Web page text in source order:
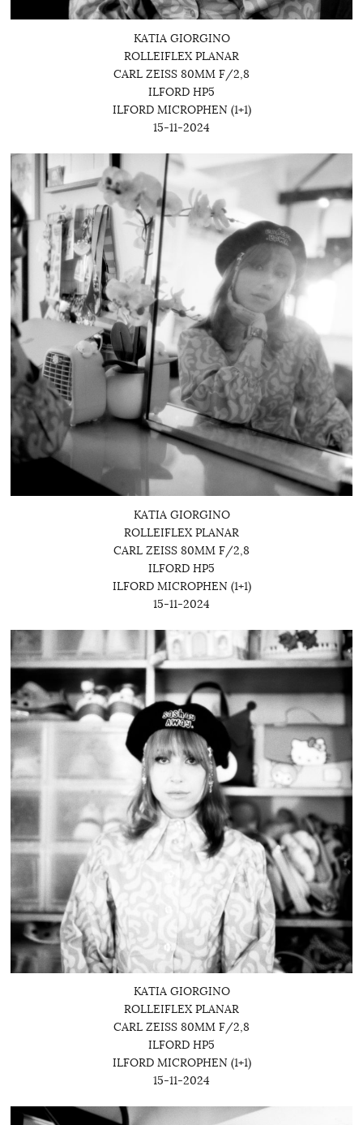
KATIA GIORGINO
ROLLEIFLEX PLANAR
CARL ZEISS 80MM F/2,8
ILFORD HP5
ILFORD MICROPHEN (1+1)
15-11-2024
KATIA GIORGINO
ROLLEIFLEX PLANAR
CARL ZEISS 80MM F/2,8
ILFORD HP5
ILFORD MICROPHEN (1+1)
15-11-2024
KATIA GIORGINO
ROLLEIFLEX PLANAR
CARL ZEISS 80MM F/2,8
ILFORD HP5
ILFORD MICROPHEN (1+1)
15-11-2024